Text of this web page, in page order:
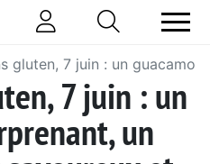
gluten, 7 juin : un
7 juin : un
un